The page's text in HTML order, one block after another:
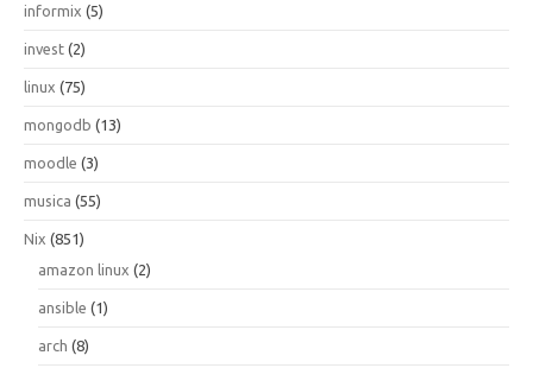
informix (5)
invest (2)
linux (75)
mongodb (13)
moodle (3)
musica (55)
Nix (851)
amazon linux (2)
ansible (1)
arch (8)